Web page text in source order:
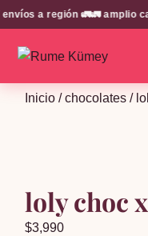
a región 🚛🚛 amplio
Inicio /chocolates /
loly choc
$3,990